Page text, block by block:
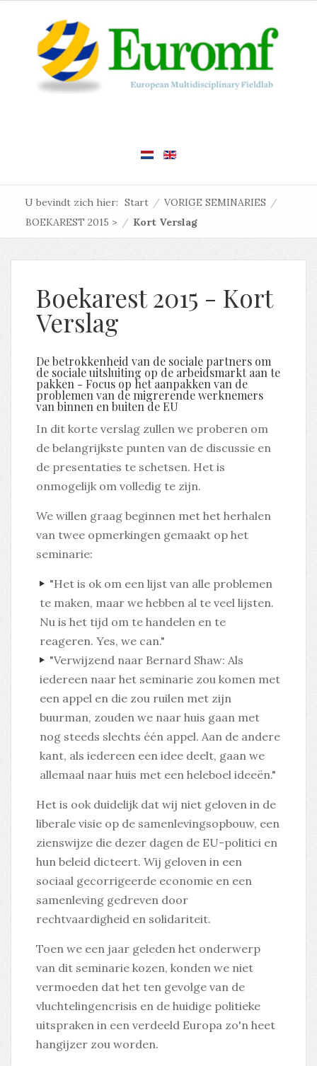
U bevindt zich hier: Start / VORIGE SEMINARIES /
BOEKAREST 2015 > / Kort Verslag
Boekarest 2015 - Kort
Verslag
De betrokkenheid van de sociale partners om
de sociale uitsluiting op de arbeidsmarkt aan te
pakken - Focus op het aanpakken van de
problemen van de migrerende werknemers
van binnen en buiten de EU
In dit korte verslag zullen we proberen om
de belangrijkste punten van de discussie en
de presentaties te schetsen. Het is
onmogelijk om volledig te zijn.
We willen graag beginnen met het herhalen
van twee opmerkingen gemaakt op het
seminarie:
"Het is ok om een ​​lijst van alle problemen
te maken, maar we hebben al te veel lijsten.
Nu is het tijd om te handelen en te
reageren. Yes, we can."
"Verwijzend naar Bernard Shaw: Als
iedereen naar het seminarie zou komen met
een appel en die zou ruilen met zijn
buurman, zouden we naar huis gaan met
nog steeds slechts één appel. Aan de andere
kant, als iedereen een idee deelt, gaan we
allemaal naar huis met een heleboel ideeën."
Het is ook duidelijk dat wij niet geloven in de
liberale visie op de samenlevingsopbouw, een
zienswijze die dezer dagen de EU-politici en
hun beleid dicteert. Wij geloven in een
sociaal gecorrigeerde economie en een
samenleving gedreven door
rechtvaardigheid en solidariteit.
Toen we een jaar geleden het onderwerp
van dit seminarie kozen, konden we niet
vermoeden dat het ten gevolge van de
vluchtelingencrisis en de huidige politieke
uitspraken in een verdeeld Europa zo'n heet
hangijzer zou worden.